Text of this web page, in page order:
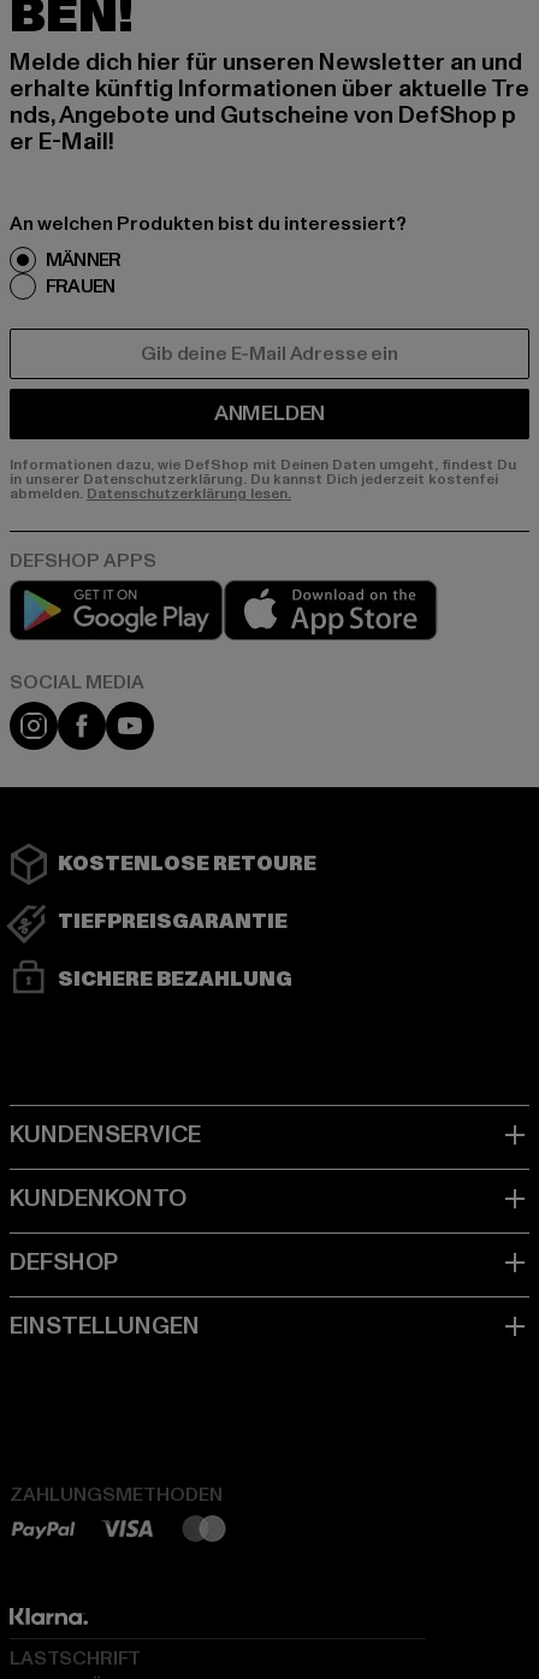
BEN!
Melde dich hier für unseren Newsletter an und
erhalte künftig Informationen über aktuelle Tre
nds, Angebote und Gutscheine von DefShop p
er E-Mail!
An welchen Produkten bist du interessiert?
MÄNNER
FRAUEN
ANMELDEN
Informationen dazu, wie DefShop mit Deinen Daten umgeht, findest Du
in unserer Datenschutzerklärung. Du kannst Dich jederzeit kostenfei
abmelden. Datenschutzerklärung lesen.
Play market
Instagram
FacebookYouTube
KOSTENLOSE RETOURE
TIEFPREISGARANTIE
SICHERE BEZAHLUNG
ZAHLUNGSMETHODEN
LASTSCHRIFT